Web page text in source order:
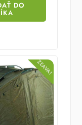
DO
ZĽAVA!